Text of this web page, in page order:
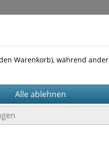
Kontakt
Warenkorb), während